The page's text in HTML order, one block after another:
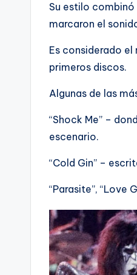
Su estilo
marcaron el
Es considerado el
primeros discos.
Algunas de las
“Shock Me” –
escenario.
“Cold Gin” –
“Parasite”, “Love